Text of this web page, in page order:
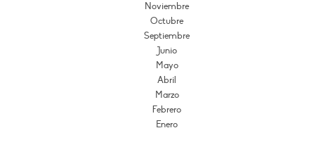
Noviembre
Octubre
Septiembre
Junio
Mayo
Abril
Marzo
Febrero
Enero